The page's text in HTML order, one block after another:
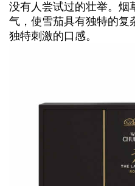
没有人尝试过的壮举。烟
气，使雪茄具有独特的复
独特刺激的口感。